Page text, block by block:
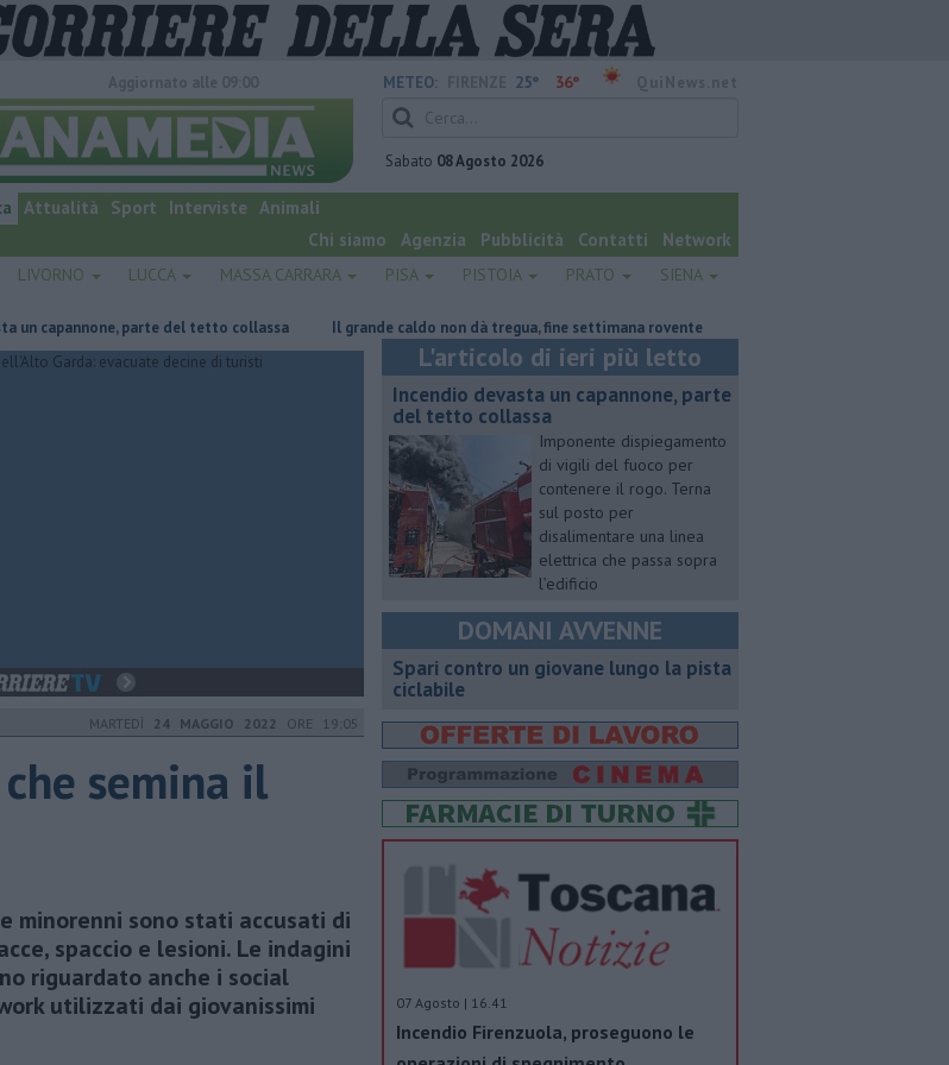
METEO: 25° 36°
Sabato 08 Agosto 2026
Attualità Sport Interviste Animali
Chi siamo
Agenzia Pubblicità Contatti Network
LIVORNO LUCCA MASSA CARRARA PISA PISTOIA PRATO SIENA
parte del tetto collassa Il grande caldo non dà tregua, fine settimana rovente Voci e chitarre, così Pistoia saluta
MARTEDÌ 24 MAGGIO 2022 ORE 19:05
semina il
minorenni sono stati accusati di
spaccio e lesioni. Le indagini
riguardato anche i social
utilizzati dai giovanissimi
L'articolo di ieri più letto
Incendio devasta un capannone, parte
del tetto collassa
Imponente dispiegamento
di vigili del fuoco per
contenere il rogo. Terna
sul posto per
disalimentare una linea
elettrica che passa sopra
l’edificio
DOMANI AVVENNE
Spari contro un giovane lungo la pista
ciclabile
07 Agosto | 16.41
Incendio Firenzuola, proseguono le